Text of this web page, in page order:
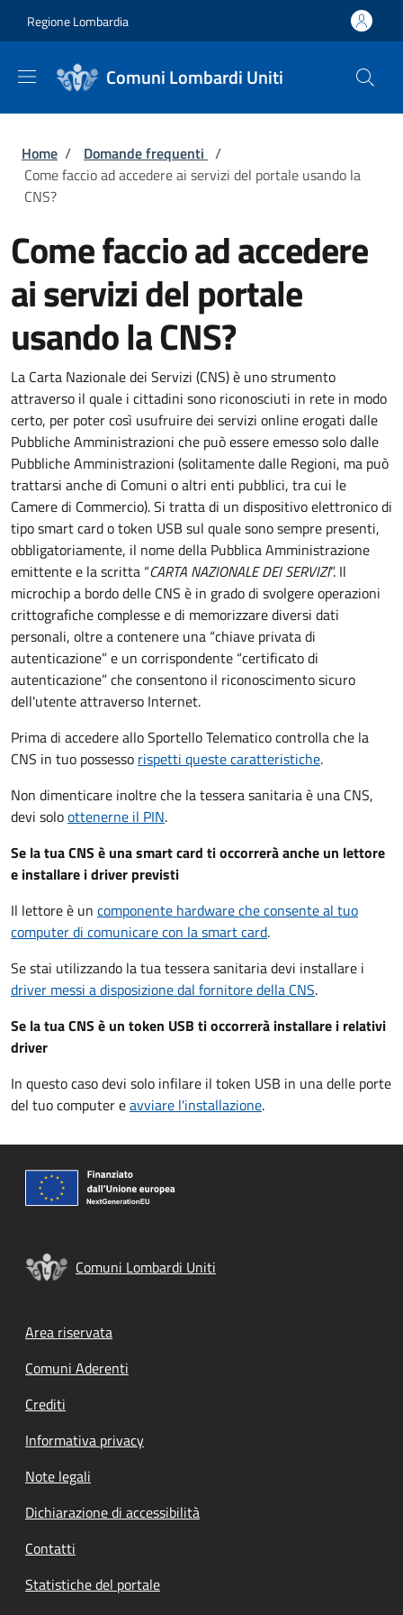
Regione Lombardia
Comuni Lombardi Uniti
Briciole di pane
Home / Domande frequenti /
Come faccio ad accedere ai servizi del portale usando la
CNS?
Come faccio ad accedere
ai servizi del portale
usando la CNS?
La Carta Nazionale dei Servizi (CNS) è uno strumento
attraverso il quale i cittadini sono riconosciuti in rete in modo
certo, per poter così usufruire dei servizi online erogati dalle
Pubbliche Amministrazioni che può essere emesso solo dalle
Pubbliche Amministrazioni (solitamente dalle Regioni, ma può
trattarsi anche di Comuni o altri enti pubblici, tra cui le
Camere di Commercio).Si tratta di un dispositivo elettronico di
tiposmart cardo token USB sul quale sono sempre presenti,
obbligatoriamente, il nome della Pubblica Amministrazione
emittente e la scritta “CARTA NAZIONALE DEI SERVIZI”. Il
microchip a bordo delle CNS è in grado di svolgere operazioni
crittografiche complesse e di memorizzare diversi dati
personali, oltre a contenere una “chiave privata di
autenticazione” e un corrispondente “certificato di
autenticazione” che consentono il riconoscimento sicuro
dell'utente attraverso Internet.
Prima di accedere allo Sportello Telematico controlla che la
CNS in tuo possesso rispetti queste caratteristiche.
Non dimenticare inoltre che la tessera sanitaria è una CNS,
devi soloottenerne il PIN.
Se la tua CNS è una smart card ti occorrerà anche un lettore
e installare i driver previsti
Il lettore è un componente hardware che consente al tuo
computer di comunicare con la smart card.
Se stai utilizzando la tua tessera sanitaria devi installare i
driver messi a disposizione dal fornitore della CNS.
Se la tua CNS è un token USB ti occorrerà installare i relativi
driver
In questo caso devi solo infilare il token USB in una delle porte
del tuo computer eavviare l'installazione.
Comuni Lombardi Uniti
Footer menu
Area riservata
Comuni Aderenti
Crediti
Informativa privacy
Note legali
Dichiarazione di accessibilità
Contatti
Statistiche del portale